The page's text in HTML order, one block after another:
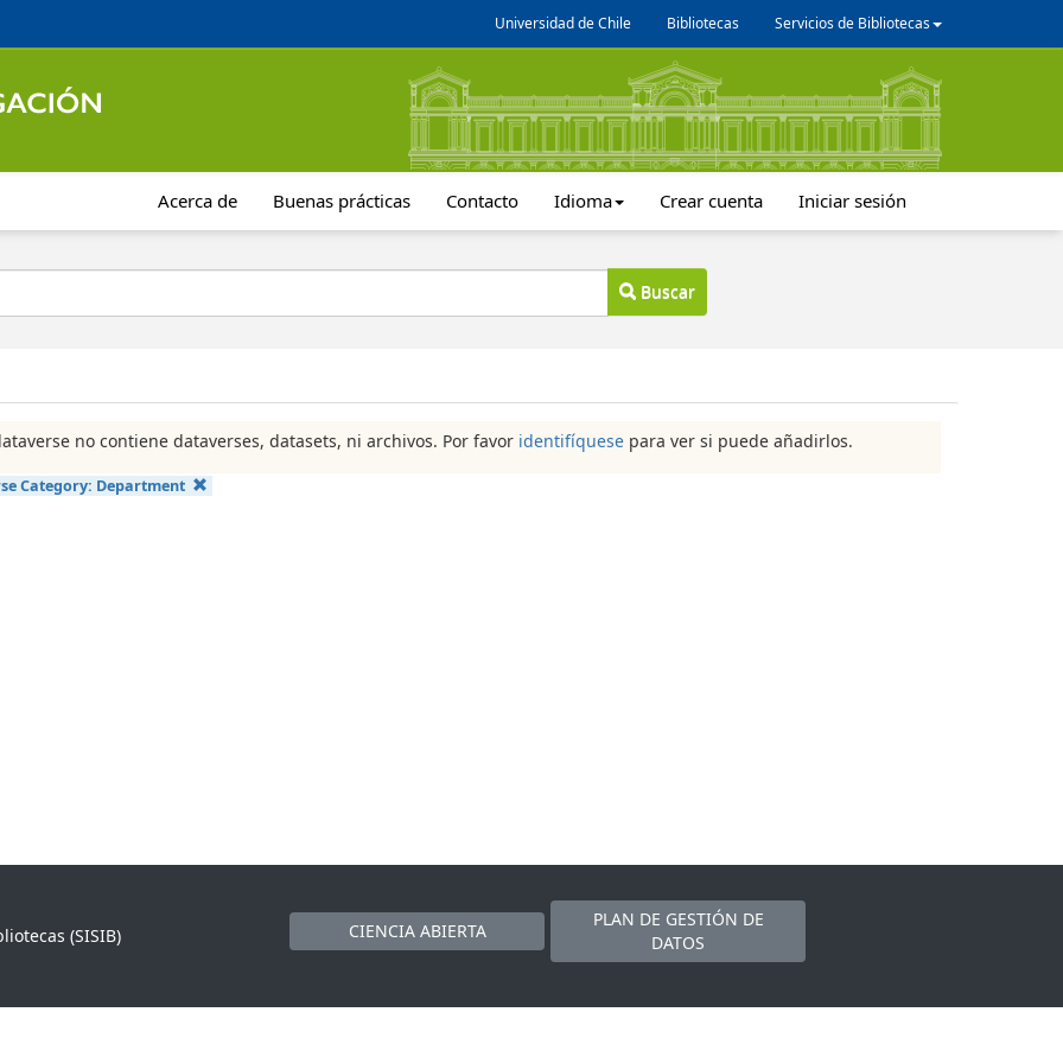
Universidad de Chile Bibliotecas Servicios de Bibliotecas
Acerca de Buenas prácticas Contacto Idioma Crear cuenta Iniciar sesión
Buscar
no contiene dataverses, datasets, ni archivos. Por favor identifíquese para ver si puede añadirlos.
Category: Department
(SISIB)
CIENCIA ABIERTA
PLAN DE GESTIÓN DE
DATOS